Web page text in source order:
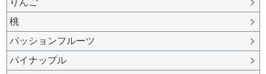
りんご
桃
パッションフルーツ
パイナップル